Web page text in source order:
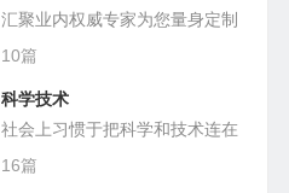
汇聚业内权威专家为您量身定制
10篇
科学技术
社会上习惯于把科学和技术连在
一起
16篇